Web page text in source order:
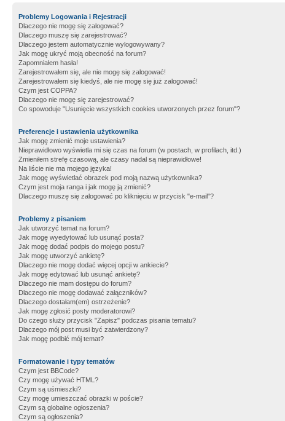
Problemy Logowania i Rejestracji
Dlaczego nie mogę się zalogować?
Dlaczego muszę się zarejestrować?
Dlaczego jestem automatycznie wylogowywany?
Jak mogę ukryć moją obecność na forum?
Zapomniałem hasła!
Zarejestrowałem się, ale nie mogę się zalogować!
Zarejestrowałem się kiedyś, ale nie mogę się już zalogować!
Czym jest COPPA?
Dlaczego nie mogę się zarejestrować?
Co spowoduje "Usunięcie wszystkich cookies utworzonych przez forum"?
Preferencje i ustawienia użytkownika
Jak mogę zmienić moje ustawienia?
Nieprawidłowo wyświetla mi się czas na forum (w postach, w profilach, itd.)
Zmieniłem strefę czasową, ale czasy nadal są nieprawidłowe!
Na liście nie ma mojego języka!
Jak mogę wyświetlać obrazek pod moją nazwą użytkownika?
Czym jest moja ranga i jak mogę ją zmienić?
Dlaczego muszę się zalogować po kliknięciu w przycisk "e-mail"?
Problemy z pisaniem
Jak utworzyć temat na forum?
Jak mogę wyedytować lub usunąć posta?
Jak mogę dodać podpis do mojego postu?
Jak mogę utworzyć ankietę?
Dlaczego nie mogę dodać więcej opcji w ankiecie?
Jak mogę edytować lub usunąć ankietę?
Dlaczego nie mam dostępu do forum?
Dlaczego nie mogę dodawać załączników?
Dlaczego dostałam(em) ostrzeżenie?
Jak mogę zgłosić posty moderatorowi?
Do czego służy przycisk "Zapisz" podczas pisania tematu?
Dlaczego mój post musi być zatwierdzony?
Jak mogę podbić mój temat?
Formatowanie i typy tematów
Czym jest BBCode?
Czy mogę używać HTML?
Czym są uśmieszki?
Czy mogę umieszczać obrazki w poście?
Czym są globalne ogłoszenia?
Czym są ogłoszenia?